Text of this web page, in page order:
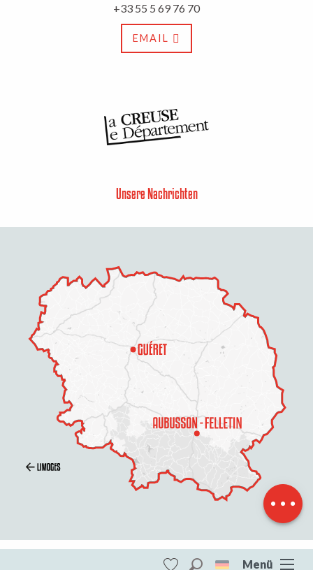
Menü
Öffnungen
Per E-Mail
kontaktieren
+33 55 5 69 76 70
EMAIL
Unsere Nachrichten